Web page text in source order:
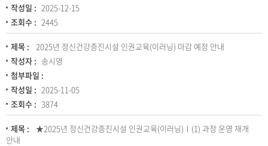
작성일 : 2025-12-15
조회수 : 2445
제목 :
2025년 정신건강증진시설 인권교육(이러닝) 마감 예정 안내
작성자 : 송시영
첨부파일 :
작성일 : 2025-11-05
조회수 : 3874
제목 :
★2025년 정신건강증진시설 인권교육(이러닝)Ⅰ(1) 과정 운영 재개
안내